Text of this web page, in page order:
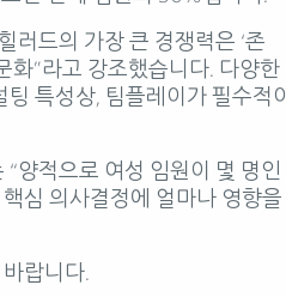
러드의 가장 큰 경쟁력은 ‘존
화”라고 강조했습니다. 다양한
특성상, 팀플레이가 필수적이
양적으로 여성 임원이 몇 명인
심 의사결정에 얼마나 영향을
랍니다.